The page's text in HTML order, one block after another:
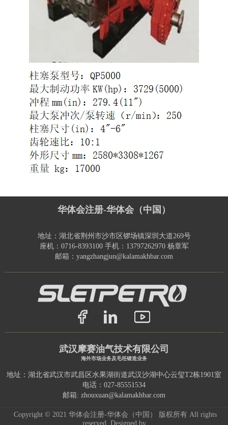
华体会注册-华体会（中国）
地址：湖北省荆州市沙市区锣场镇深圳大道269号
座机：0716-8393100 手机：13797262970 杨章军
邮箱：yangzhangjun@kalamakhbar.com
武汉摩赛油气技术有限公司
海外市场业务及毛坯锻造业务
地址：湖北省武汉市武昌区水果湖街道武汉沙湖中心云玺T2栋1901室
电话：027-85551534
邮箱: zhouxuan@kalamakhbar.com
Copyright © 2021 华体会注册-华体会（中国） 版权所有 All rights
reserved. Designed by